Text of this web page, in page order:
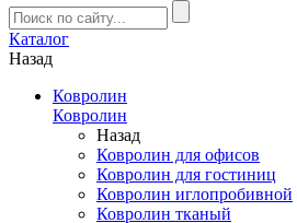
Каталог
Назад
Ковролин
Ковролин
Назад
Ковролин для офисов
Ковролин для гостиниц
Ковролин иглопробивной
Ковролин тканый